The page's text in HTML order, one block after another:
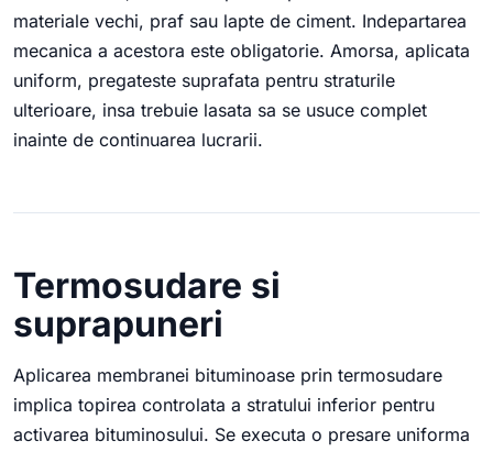
materiale vechi, praf sau lapte de ciment. Indepartarea
mecanica a acestora este obligatorie. Amorsa, aplicata
uniform, pregateste suprafata pentru straturile
ulterioare, insa trebuie lasata sa se usuce complet
inainte de continuarea lucrarii.
Termosudare si
suprapuneri
Aplicarea membranei bituminoase prin termosudare
implica topirea controlata a stratului inferior pentru
activarea bituminosului. Se executa o presare uniforma